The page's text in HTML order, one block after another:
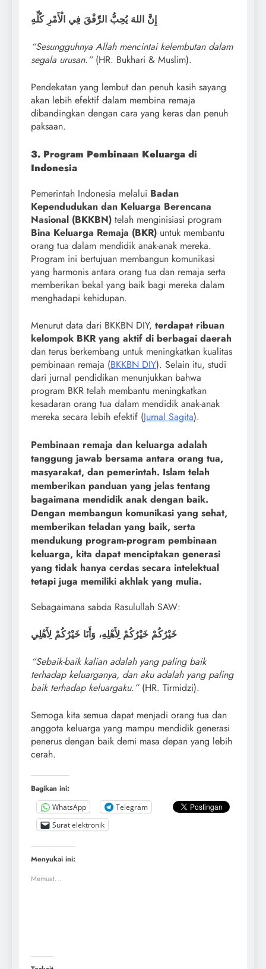
إِنَّ اللهَ يُحِبُّ الرِّفْقَ فِي الْأَمْرِ كُلِّهِ
“Sesungguhnya Allah mencintai kelembutan dalam
segala urusan.”(HR. Bukhari & Muslim).
Pendekatan yang lembut dan penuh kasih sayang
akan lebih efektif dalam membina remaja
dibandingkan dengan cara yang keras dan penuh
paksaan.
3. Program Pembinaan Keluarga di
Indonesia
Pemerintah Indonesia melalui Badan
Kependudukan dan Keluarga Berencana
Nasional (BKKBN) telah menginisiasi program
Bina Keluarga Remaja (BKR) untuk membantu
orang tua dalam mendidik anak-anak mereka.
Program ini bertujuan membangun komunikasi
yang harmonis antara orang tua dan remaja serta
memberikan bekal yang baik bagi mereka dalam
menghadapi kehidupan.
Menurut data dari BKKBN DIY, terdapat ribuan
kelompok BKR yang aktif di berbagai daerah
dan terus berkembang untuk meningkatkan kualitas
pembinaan remaja (BKKBN DIY). Selain itu, studi
dari jurnal pendidikan menunjukkan bahwa
program BKR telah membantu meningkatkan
kesadaran orang tua dalam mendidik anak-anak
mereka secara lebih efektif (Jurnal Sagita).
Pembinaan remaja dan keluarga adalah
tanggung jawab bersama antara orang tua,
masyarakat, dan pemerintah. Islam telah
memberikan panduan yang jelas tentang
bagaimana mendidik anak dengan baik.
Dengan membangun komunikasi yang sehat,
memberikan teladan yang baik, serta
mendukung program-program pembinaan
keluarga, kita dapat menciptakan generasi
yang tidak hanya cerdas secara intelektual
tetapi juga memiliki akhlak yang mulia.
Sebagaimana sabda Rasulullah SAW:
خَيْرُكُمْ خَيْرُكُمْ لِأَهْلِهِ، وَأَنَا خَيْرُكُمْ لِأَهْلِي
“Sebaik-baik kalian adalah yang paling baik
terhadap keluarganya, dan aku adalah yang paling
baik terhadap keluargaku.”(HR. Tirmidzi).
Semoga kita semua dapat menjadi orang tua dan
anggota keluarga yang mampu mendidik generasi
penerus dengan baik demi masa depan yang lebih
cerah.
Bagikan ini:
WhatsApp
Telegram
Surat elektronik
Menyukai ini:
Memuat...